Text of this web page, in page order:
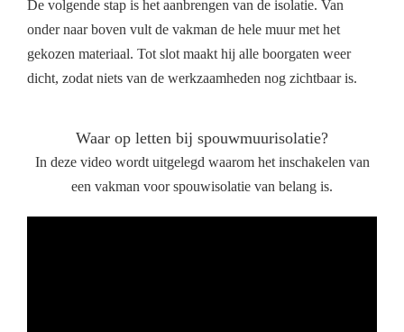
De volgende stap is het aanbrengen van de isolatie. Van
onder naar boven vult de vakman de hele muur met het
gekozen materiaal. Tot slot maakt hij alle boorgaten weer
dicht, zodat niets van de werkzaamheden nog zichtbaar is.
Waar op letten bij spouwmuurisolatie?
In deze video wordt uitgelegd waarom het inschakelen van
een vakman voor spouwisolatie van belang is.